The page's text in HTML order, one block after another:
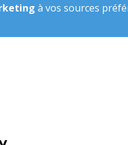
à vos sources